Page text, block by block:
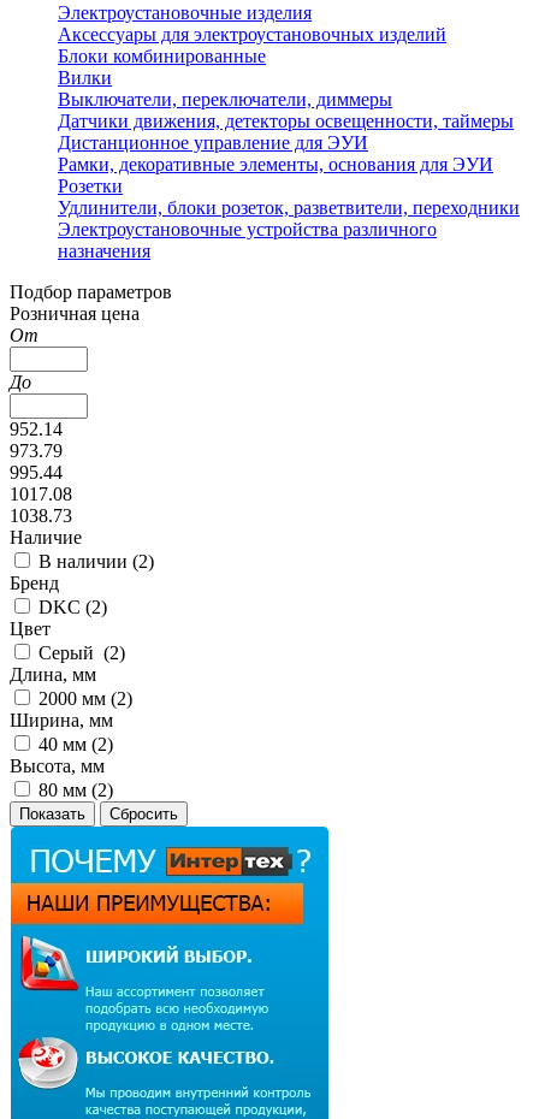
Электроустановочные изделия
Аксессуары для электроустановочных изделий
Блоки комбинированные
Вилки
Выключатели, переключатели, диммеры
Датчики движения, детекторы освещенности, таймеры
Дистанционное управление для ЭУИ
Рамки, декоративные элементы, основания для ЭУИ
Розетки
Удлинители, блоки розеток, разветвители, переходники
Электроустановочные устройства различного
назначения
Подбор параметров
Розничная цена
От
До
952.14
973.79
995.44
1017.08
1038.73
Наличие
В наличии (2)
Бренд
DKC (2)
Цвет
Серый (2)
Длина, мм
2000 мм (2)
Ширина, мм
40 мм (2)
Высота, мм
80 мм (2)